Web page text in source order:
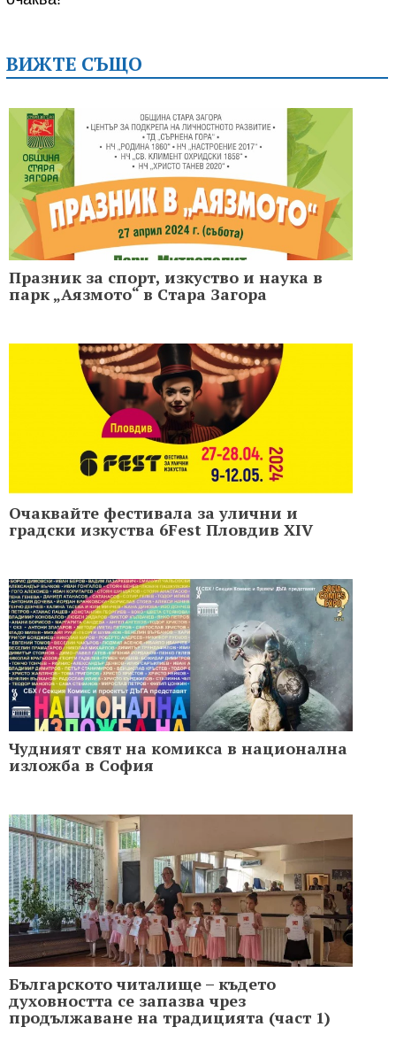
ВИЖТЕ СЪЩО
Празник за спорт, изкуство и наука в
парк „Аязмото“ в Стара Загора
Очаквайте фестивала за улични и
градски изкуства 6Fest Пловдив XIV
Чудният свят на комикса в национална
изложба в София
Българското читалище – където
духовността се запазва чрез
продължаване на традицията (част 1)